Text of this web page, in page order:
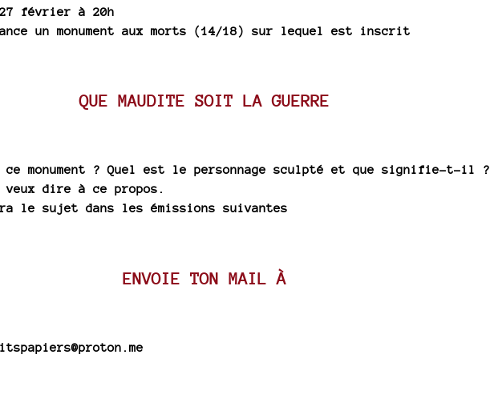
février à 20h
un monument aux morts (14/18) sur lequel est inscrit
QUE MAUDITE SOIT LA GUERRE
ce monument ? Quel est le personnage sculpté et que signifie-t-il ?
veux dire à ce propos.
le sujet dans les émissions suivantes
ENVOIE TON MAIL À